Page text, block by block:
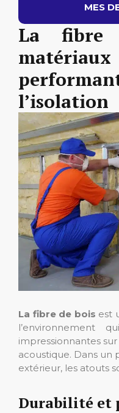
MES
La fibre
l’isolation
La fibre de bois est
l’environnement
impressionnantes
acoustique. Dans un
extérieur, les atouts
Durabilité et